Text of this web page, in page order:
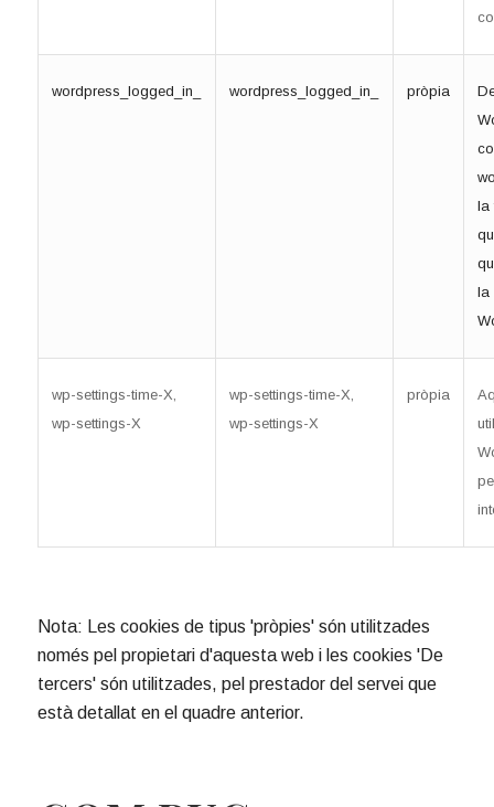
wordpress_logged_in_ wordpress_logged_in_ pròpia
la
la
wp-settings-time-X,
wp-settings-X
wp-settings-time-X,
wp-settings-X
pròpia
Nota: Les cookies de tipus 'pròpies' són utilitzades
només pel propietari d'aquesta web i les cookies 'De
tercers' són utilitzades, pel prestador del servei que
està detallat en el quadre anterior.